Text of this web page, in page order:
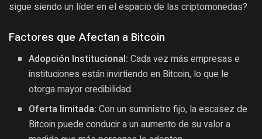
sigue siendo un líder en el espacio de las criptomonedas?
Factores que Afectan a Bitcoin
Adopción Institucional: Cada vez más empresas e
instituciones están invirtiendo en Bitcoin, lo que le
otorga mayor credibilidad.
Oferta limitada: Con un suministro fijo, la escasez de
Bitcoin puede conducir a un aumento de su valor a